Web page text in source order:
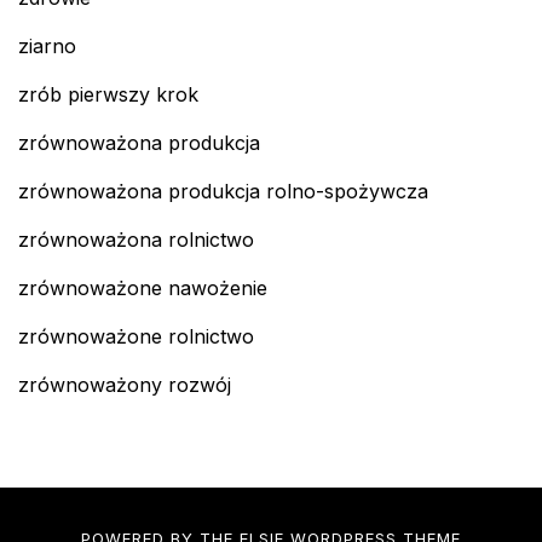
ziarno
zrób pierwszy krok
zrównoważona produkcja
zrównoważona produkcja rolno-spożywcza
zrównoważona rolnictwo
zrównoważone nawożenie
zrównoważone rolnictwo
zrównoważony rozwój